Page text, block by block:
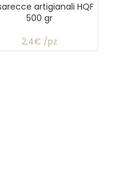
artigianali HQF
500 gr
2,4€ /pz